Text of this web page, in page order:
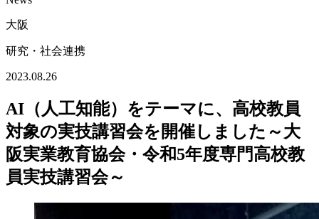
大阪
研究・社会連携
2023.08.26
AI（人工知能）をテーマに、高校教員
対象の実技講習会を開催しました～大
阪実業教育協会・令和5年度専門高校教
員実技講習会～